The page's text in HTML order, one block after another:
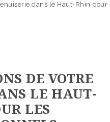
dans le Haut-Rhin pour
DE VOTRE
LE HAUT-
LES